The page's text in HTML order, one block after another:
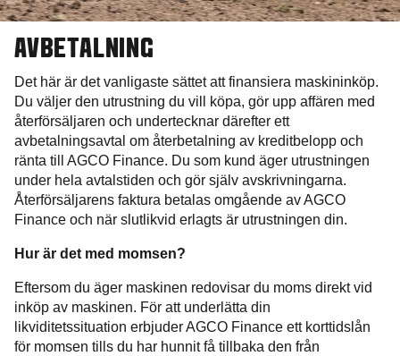
AVBETALNING
Det här är det vanligaste sättet att finansiera maskininköp.
Du väljer den utrustning du vill köpa, gör upp affären med
återförsäljaren och undertecknar därefter ett
avbetalningsavtal om återbetalning av kreditbelopp och
ränta till AGCO Finance. Du som kund äger utrustningen
under hela avtalstiden och gör själv avskrivningarna.
Återförsäljarens faktura betalas omgående av AGCO
Finance och när slutlikvid erlagts är utrustningen din.
Hur är det med momsen?
Eftersom du äger maskinen redovisar du moms direkt vid
inköp av maskinen. För att underlätta din
likviditetssituation erbjuder AGCO Finance ett korttidslån
för momsen tills du har hunnit få tillbaka den från